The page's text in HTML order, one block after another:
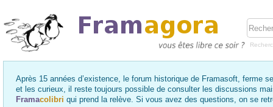
Après 15 années d’existence, le forum historique de Framasoft, ferme
et les curieux, il reste toujours possible de consulter les discussions
Framacolibri qui prend la relève. Si vous avez des questions, on se